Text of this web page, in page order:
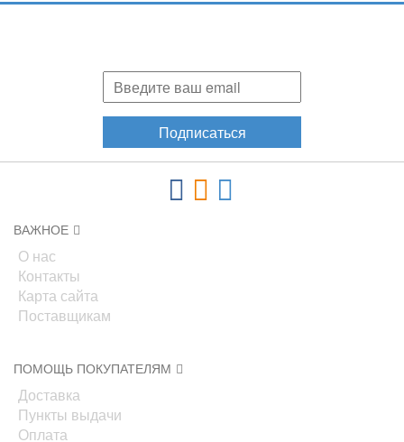
Подписаться
ВАЖНОЕ
О нас
Контакты
Карта сайта
Поставщикам
ПОМОЩЬ ПОКУПАТЕЛЯМ
Доставка
Пункты выдачи
Оплата